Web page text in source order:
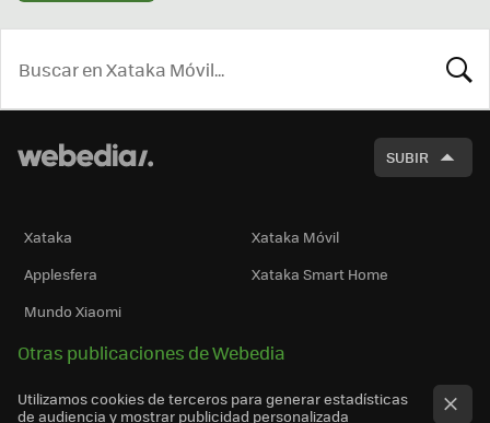
SUBIR
Xataka
Xataka Móvil
Applesfera
Xataka Smart Home
Mundo Xiaomi
Otras publicaciones de Webedia
Utilizamos cookies de terceros para generar estadísticas
de audiencia y mostrar publicidad personalizada